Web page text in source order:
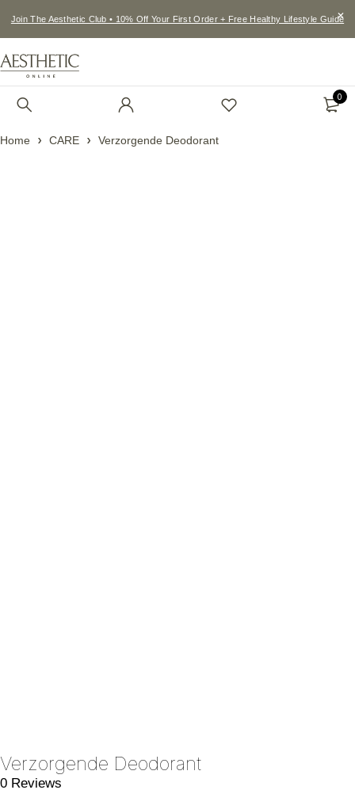
Join The Aesthetic Club • 10% Off Your First Order + Free Healthy Lifestyle Guide
0
Home CARE Verzorgende Deodorant
Verzorgende Deodorant
0 Reviews